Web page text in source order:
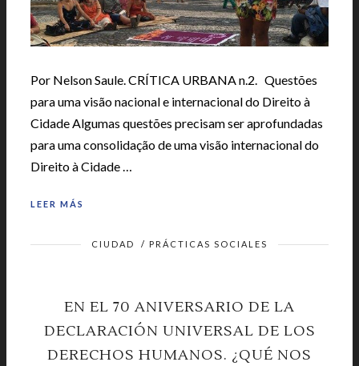
Por Nelson Saule. CRÍTICA URBANA n.2. Questões
para uma visão nacional e internacional do Direito à
Cidade Algumas questões precisam ser aprofundadas
para uma consolidação de uma visão internacional do
Direito à Cidade …
LEER MÁS
CIUDAD / PRÁCTICAS SOCIALES
EN EL 70 ANIVERSARIO DE LA
DECLARACIÓN UNIVERSAL DE LOS
DERECHOS HUMANOS. ¿QUÉ NOS